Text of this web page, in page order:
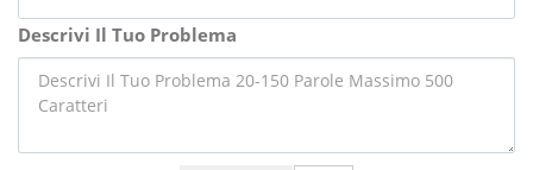
Descrivi Il Tuo Problema